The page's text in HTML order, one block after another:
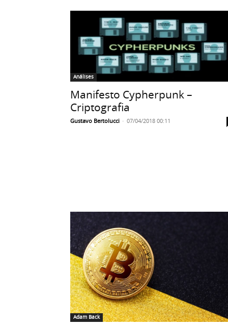
Análises
Manifesto Cypherpunk –
Criptografia
Gustavo Bertolucci - 07/04/2018 00:11
Adam Back